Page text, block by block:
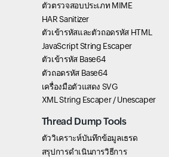
ตัวตรวจสอบประเภท MIME
HAR Sanitizer
ตัวเข้ารหัสและตัวถอดรหัส HTML
JavaScript String Escaper
ตัวเข้ารหัส Base64
ตัวถอดรหัส Base64
เครื่องมือตัวแสดง SVG
XML String Escaper / Unescaper
Thread Dump Tools
ตัววิเคราะห์บันทึกข้อมูลเธรด
สรุปการดำเนินการวิธีการ